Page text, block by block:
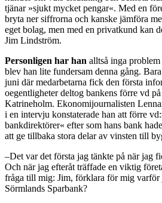
tjänar »sjukt mycket pengar«. Med en
bryta ner siffrorna och kanske jämföra
eget bolag, men med en privatkund kan
Jim Lindström.
Personligen har han alltså inga
blev han lite fundersam denna gång.
juni där medarbetarna fick den första
oegentligheter deltog bankens förre vd
Katrineholm. Ekonomijourna­listen
i en intervju konstaterade han att förre
bankdirektörer« efter­ som hans bank
att ge tillbaka stora delar av vinsten till
–Det var det första jag tänkte på när jag
Och när jag efteråt träffade en viktig
fråga till mig: Jim, förklara för mig varför
Sörmlands Sparbank?